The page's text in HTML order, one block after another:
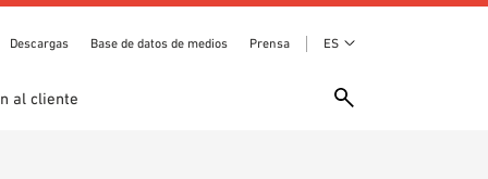
Descargas Base de datos de medios Prensa ES
al cliente